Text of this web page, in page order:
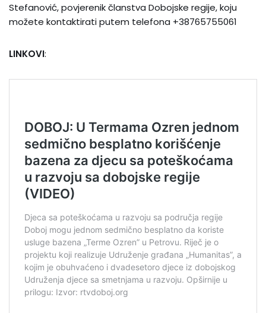
Stefanović, povjerenik članstva Dobojske regije, koju
možete kontaktirati putem telefona +38765755061
LINKOVI: